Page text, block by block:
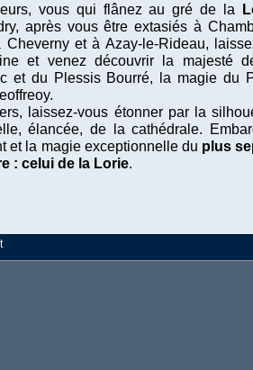
vous qui flânez au gré de la
après vous être extasiés à
Cheverny et à Azay-le-Rideau,
et venez découvrir la majesté
et du Plessis Bourré, la magie du
laissez-vous étonner par la
élancée, de la cathédrale.
et la magie exceptionnelle du plus
: celui de la Lorie.